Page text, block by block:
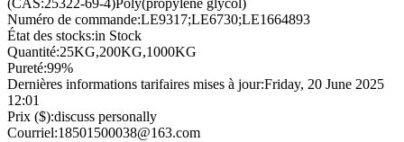
(CAS:25322-69-4)Poly(propylene glycol)
Numéro de commande:LE9317;LE6730;LE1664893
État des stocks:in Stock
Quantité:25KG,200KG,1000KG
Pureté:99%
Dernières informations tarifaires mises à jour:Friday, 20 June 2025
12:01
Prix ($):discuss personally
Courriel:18501500038@163.com